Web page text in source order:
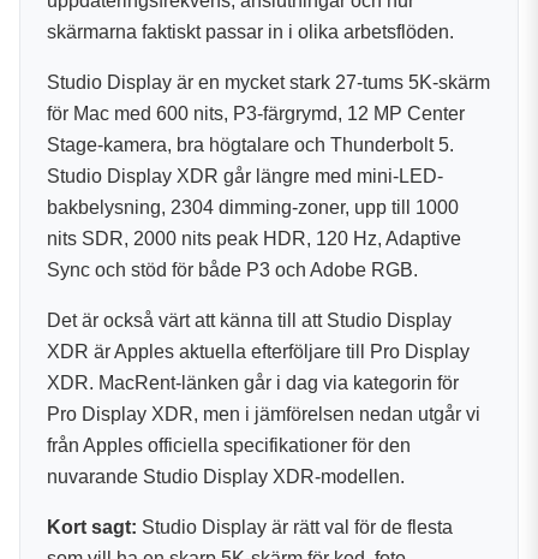
skärmarna faktiskt passar in i olika arbetsflöden.
Studio Display är en mycket stark 27-tums 5K-skärm
för Mac med 600 nits, P3-färgrymd, 12 MP Center
Stage-kamera, bra högtalare och Thunderbolt 5.
Studio Display XDR går längre med mini-LED-
bakbelysning, 2304 dimming-zoner, upp till 1000
nits SDR, 2000 nits peak HDR, 120 Hz, Adaptive
Sync och stöd för både P3 och Adobe RGB.
Det är också värt att känna till att Studio Display
XDR är Apples aktuella efterföljare till Pro Display
XDR. MacRent-länken går i dag via kategorin för
Pro Display XDR, men i jämförelsen nedan utgår vi
från Apples officiella specifikationer för den
nuvarande Studio Display XDR-modellen.
Kort sagt: Studio Display är rätt val för de flesta